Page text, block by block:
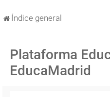
Índice general
Plataforma
EducaMadrid